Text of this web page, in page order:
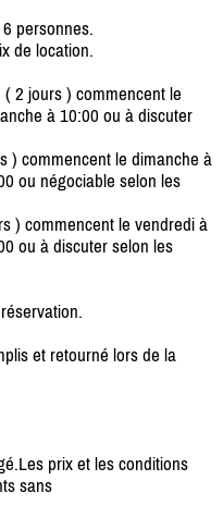
personnes.
de location.
2 jours ) commencent le
à 10:00 ou à discuter
) commencent le dimanche à
ou négociable selon les
) commencent le vendredi à
ou à discuter selon les
et retourné lors de la
prix et les conditions
sans